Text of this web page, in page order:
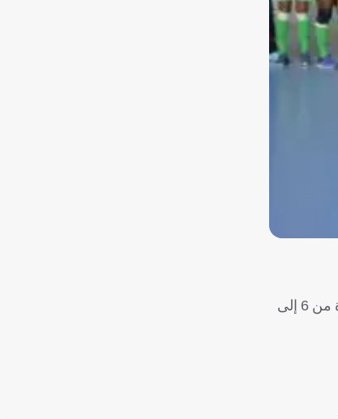
توج منتخب مصر للشابات لكرة اليد بلقب بطولة إفريقيا، للمرة الأولى في تاريخه، في ختام المنافسات التي أقيمت بالجزائر، خلال الفترة من 6 إلى